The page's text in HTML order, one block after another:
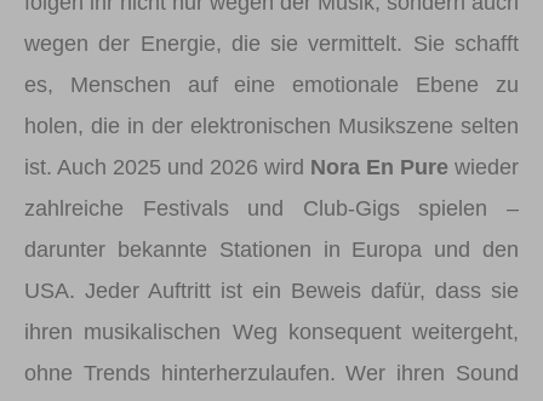
wegen der Energie, die sie vermittelt. Sie schafft
es, Menschen auf eine emotionale Ebene zu
holen, die in der elektronischen Musikszene selten
ist. Auch 2025 und 2026 wird Nora En Pure wieder
zahlreiche Festivals und Club-Gigs spielen –
darunter bekannte Stationen in Europa und den
USA. Jeder Auftritt ist ein Beweis dafür, dass sie
ihren musikalischen Weg konsequent weitergeht,
ohne Trends hinterherzulaufen. Wer ihren Sound